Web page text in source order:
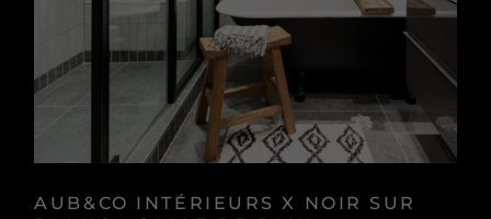
AUB&CO INTÉRIEURS X NOIR SUR